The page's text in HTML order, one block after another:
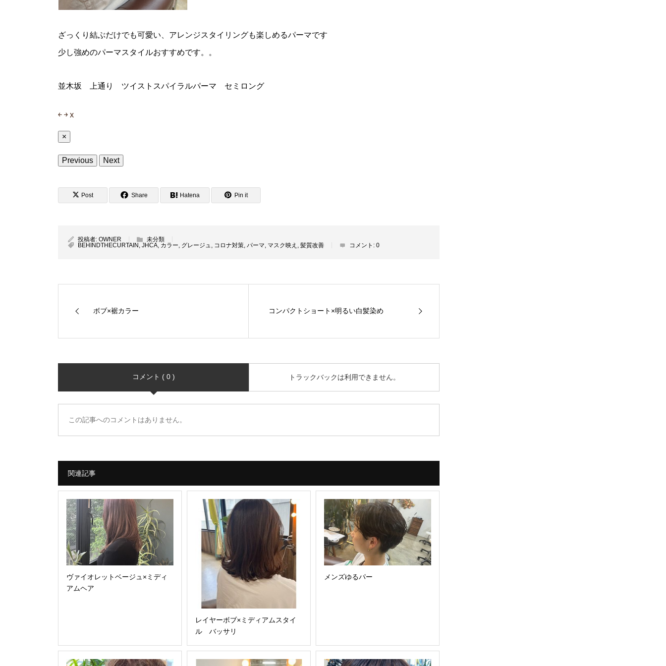
ざっくり結ぶだけでも可愛い、アレンジスタイリングも楽しめるパーマです
少し強めのパーマスタイルおすすめです。。
並木坂 上通り ツイストスパイラルパーマ セミロング
￩ ￫ x
×
Previous Next
Post Share Hatena Pin it
投稿者: OWNER
未分類
BEHINDTHECURTAIN JHCA カラー グレージュ コロナ対策 パーマ マスク映え 髪質改善 コメント: 0
ボブ×裾カラー コンパクトショート×明るい白髪染め
コメント ( 0 ) トラックバックは利用できません。
この記事へのコメントはありません。
関連記事
ヴァイオレットベージュ×ミディ
アムヘア
レイヤーボブ×ミディアムスタイ
ル バッサリ
メンズゆるパー